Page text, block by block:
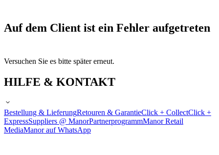
Auf dem Client ist ein Fehler aufgetreten
Versuchen Sie es bitte später erneut.
HILFE & KONTAKT
Bestellung & LieferungRetouren & GarantieClick + CollectClick +
ExpressSuppliers @ ManorPartnerprogrammManor Retail
MediaManor auf WhatsApp